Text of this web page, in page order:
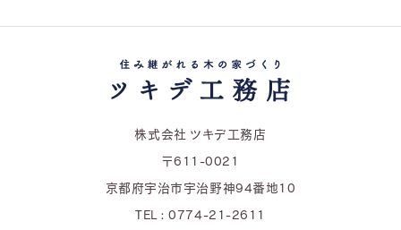
株式会社 ツキデ工務店
〒611-0021
京都府宇治市宇治野神94番地10
TEL : 0774-21-2611